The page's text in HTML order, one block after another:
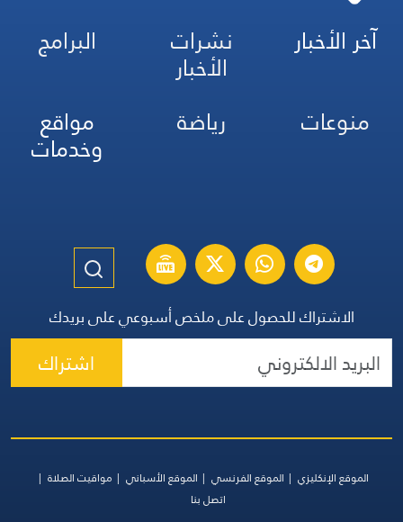
آخر الأخبار نشرات
الأخبار
البرامج
منوعات
رياضة مواقع
وخدمات
الاشتراك للحصول على ملخص أسبوعي على بريدك
اشتراك
الموقع الإنكليزي الموقع الفرنسي الموقع الأسباني
مواقيت الصلاة
اتصل بنا